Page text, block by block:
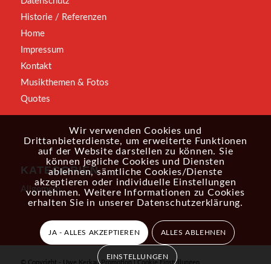
Historie / Referenzen
Home
Impressum
Kontakt
Musikthemen & Fotos
Quotes
KATEGORIEN
Allgemein
© Copyright - Uwe Kerkau Promotion | Cookie Einstellungen
Wir verwenden Cookies und
Drittanbieterdienste, um erweiterte Funktionen
auf der Website darstellen zu können. Sie
können jegliche Cookies und Diensten
ablehnen, sämtliche Cookies/Dienste
akzeptieren oder individuelle Einstellungen
vornehmen. Weitere Informationen zu Cookies
erhalten Sie in unserer Datenschutzerklärung.
JA - ALLES AKZEPTIEREN ALLES ABLEHNEN
EINSTELLUNGEN